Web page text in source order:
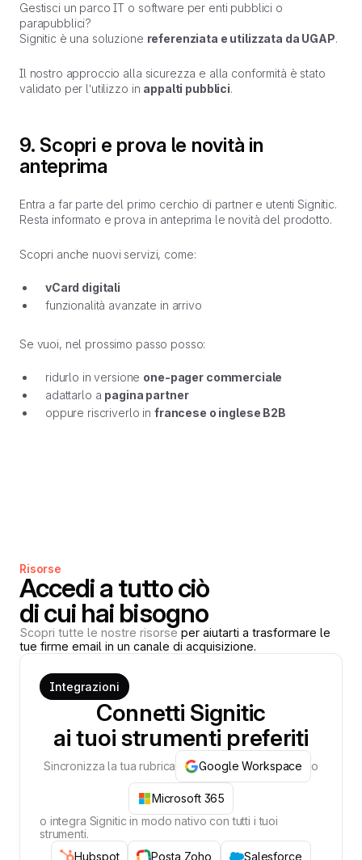
Gestisci un parco IT o software per enti pubblici o
parapubblici?
Signitic è una soluzione referenziata e utilizzata da UGAP.
Il nostro approccio alla sicurezza e alla conformità è stato
validato per l’utilizzo in appalti pubblici.
9. Scopri e prova le novità in
anteprima
Entra a far parte del primo cerchio di partner e utenti Signitic.
Resta informato e prova in anteprima le novità del prodotto.
Scopri anche nuovi servizi, come:
vCard digitali
funzionalità avanzate in arrivo
Se vuoi, nel prossimo passo posso:
ridurlo in versione one-pager commerciale
adattarlo a pagina partner
oppure riscriverlo in francese o inglese B2B
Risorse
Accedi a tutto ciò
di cui hai bisogno
Scopri tutte le nostre risorse per aiutarti a trasformare le
tue firme email in un canale di acquisizione.
Integrazioni
Connetti Signitic
ai tuoi strumenti preferiti
Sincronizza la tua rubrica Google Workspace o
Microsoft 365
o integra Signitic in modo nativo con tutti i tuoi
strumenti.
Hubspot
Posta Zoho Salesforce